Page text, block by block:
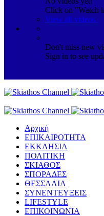
Click on "Watch
View all videos
Don't miss new
Sign in to see
Αρχική
ΕΠΙΚΑΙΡΟΤΗΤΑ
ΕΚΚΛΗΣΙΑ
ΠΟΛΙΤΙΚΗ
ΣΚΙΑΘΟΣ
ΣΠΟΡΑΔΕΣ
ΘΕΣΣΑΛΙΑ
ΣΥΝΕΝΤΕΥΞΕΙΣ
LIFESTYLE
ΕΠΙΚΟΙΝΩΝΙΑ